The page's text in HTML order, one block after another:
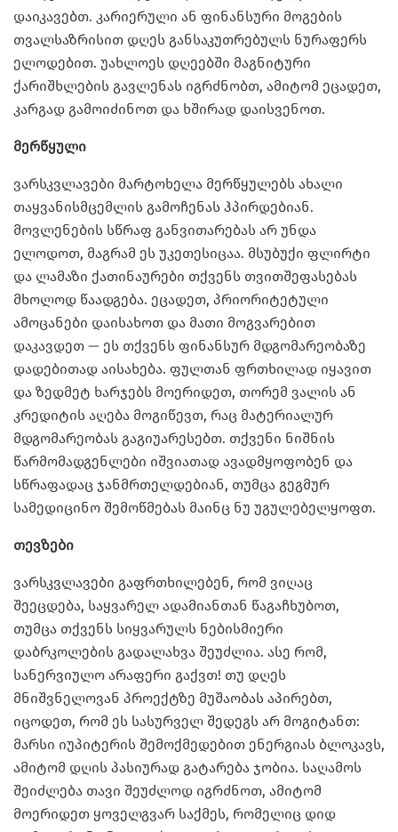
დაიკავებთ. კარიერული ან ფინანსური მოგების
თვალსაზრისით დღეს განსაკუთრებულს ნურაფერს
ელოდებით. უახლოეს დღეებში მაგნიტური
ქარიშხლების გავლენას იგრძნობთ, ამიტომ ეცადეთ,
კარგად გამოიძინოთ და ხშირად დაისვენოთ.
მერწყული
ვარსკვლავები მარტოხელა მერწყულებს ახალი
თაყვანისმცემლის გამოჩენას ჰპირდებიან.
მოვლენების სწრაფ განვითარებას არ უნდა
ელოდოთ, მაგრამ ეს უკეთესიცაა. მსუბუქი ფლირტი
და ლამაზი ქათინაურები თქვენს თვითშეფასებას
მხოლოდ წაადგება. ეცადეთ, პრიორიტეტული
ამოცანები დაისახოთ და მათი მოგვარებით
დაკავდეთ — ეს თქვენს ფინანსურ მდგომარეობაზე
დადებითად აისახება. ფულთან ფრთხილად იყავით
და ზედმეტ ხარჯებს მოერიდეთ, თორემ ვალის ან
კრედიტის აღება მოგიწევთ, რაც მატერიალურ
მდგომარეობას გაგიუარესებთ. თქვენი ნიშნის
წარმომადგენლები იშვიათად ავადმყოფობენ და
სწრაფადაც ჯანმრთელდებიან, თუმცა გეგმურ
სამედიცინო შემოწმებას მაინც ნუ უგულებელყოფთ.
თევზები
ვარსკვლავები გაფრთხილებენ, რომ ვიღაც
შეეცდება, საყვარელ ადამიანთან წაგაჩხუბოთ,
თუმცა თქვენს სიყვარულს ნებისმიერი
დაბრკოლების გადალახვა შეუძლია. ასე რომ,
სანერვიულო არაფერი გაქვთ! თუ დღეს
მნიშვნელოვან პროექტზე მუშაობას აპირებთ,
იცოდეთ, რომ ეს სასურველ შედეგს არ მოგიტანთ:
მარსი იუპიტერის შემოქმედებით ენერგიას ბლოკავს,
ამიტომ დღის პასიურად გატარება ჯობია. საღამოს
შეიძლება თავი შეუძლოდ იგრძნოთ, ამიტომ
მოერიდეთ ყოველგვარ საქმეს, რომელიც დიდ